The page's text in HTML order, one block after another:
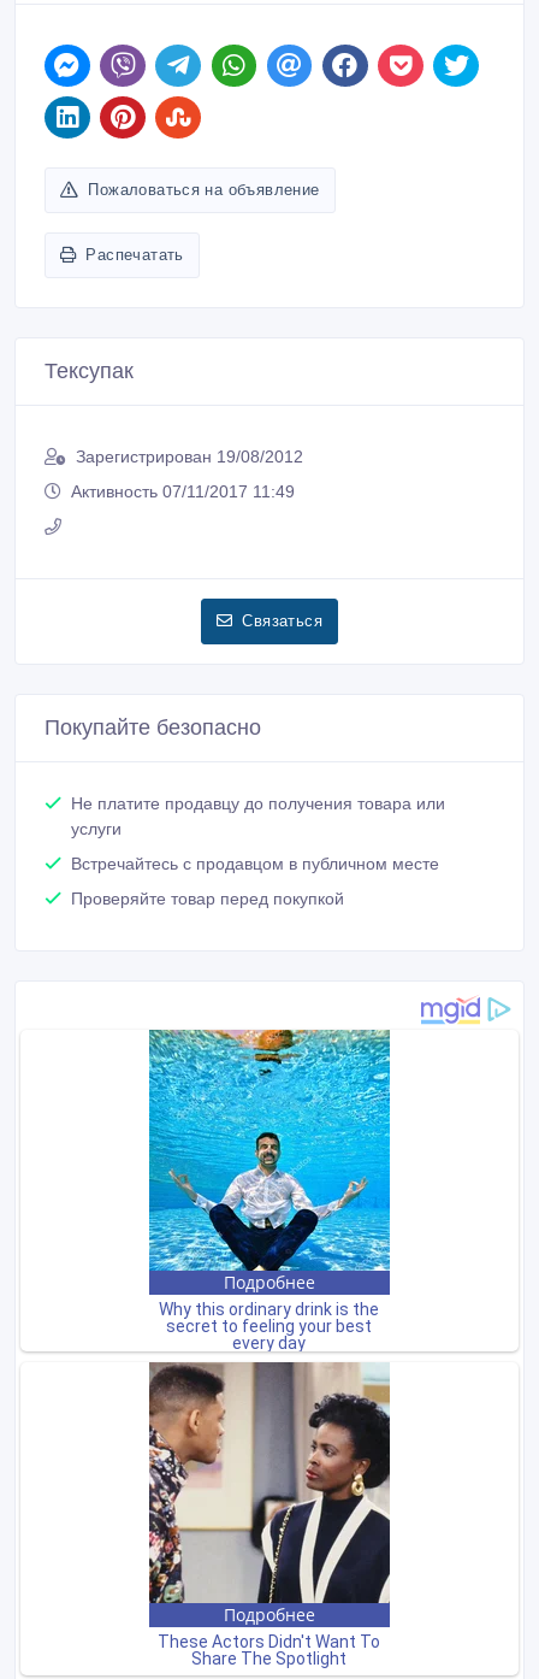
Пожаловаться на объявление
Распечатать
Тексупак
Зарегистрирован 19/08/2012
Активность 07/11/2017 11:49
Связаться
Покупайте безопасно
Не платите продавцу до получения товара или
услуги
Встречайтесь с продавцом в публичном месте
Проверяйте товар перед покупкой